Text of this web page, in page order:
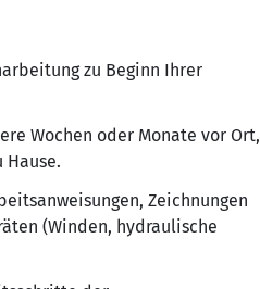
zu Beginn Ihrer
Wochen oder Monate vor Ort,
Hause.
Zeichnungen
(Winden, hydraulische